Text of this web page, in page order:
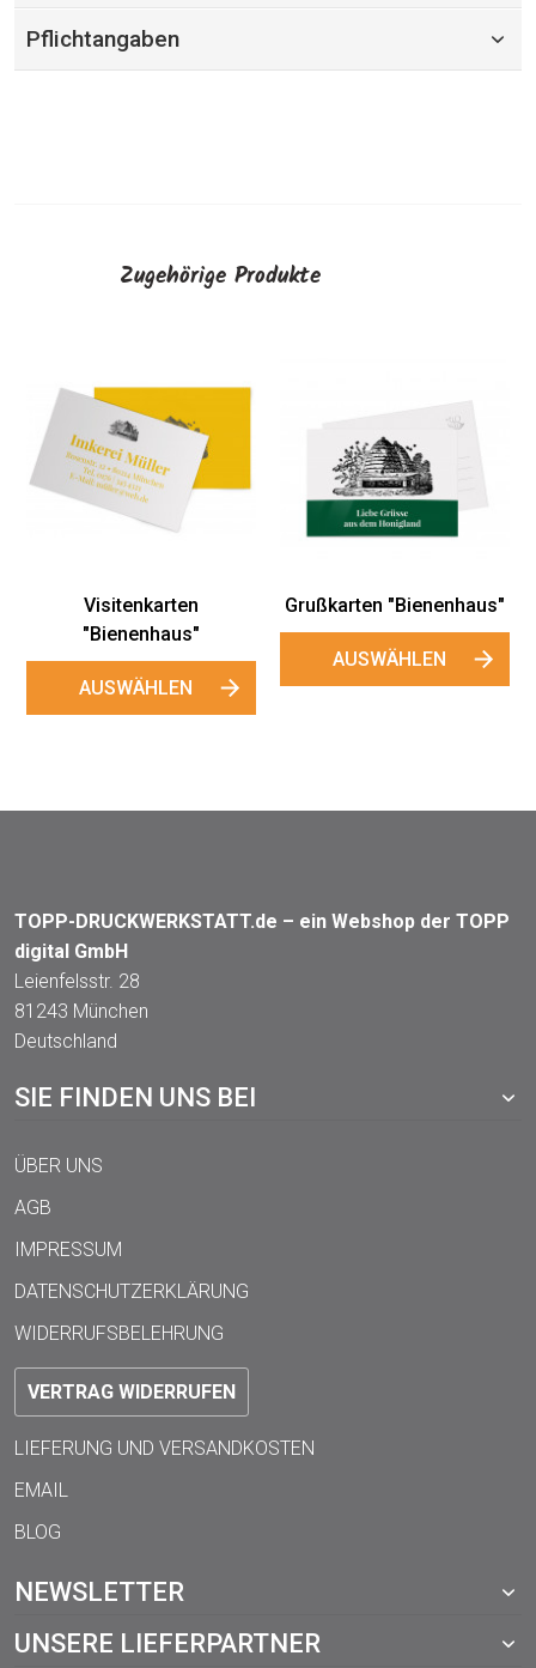
Pflichtangaben
Zugehörige Produkte
"Bienenhaus"
AUSWÄHLEN
Honigetiketten
"Bienenhaus"
AUSWÄHLEN
TOPP-DRUCKWERKSTATT.de – ein Webshop der TOPP
digital GmbH
Leienfelsstr. 28
81243 München
Deutschland
SIE FINDEN UNS BEI
ÜBER UNS
AGB
IMPRESSUM
DATENSCHUTZERKLÄRUNG
WIDERRUFSBELEHRUNG
VERTRAG WIDERRUFEN
LIEFERUNG UND VERSANDKOSTEN
EMAIL
BLOG
NEWSLETTER
UNSERE LIEFERPARTNER